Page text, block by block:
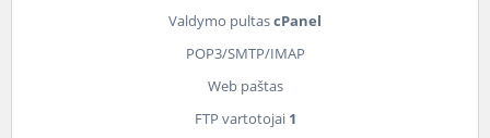
Valdymo pultascPanel
POP3/SMTP/IMAP
Web paštas
FTP vartotojai 1